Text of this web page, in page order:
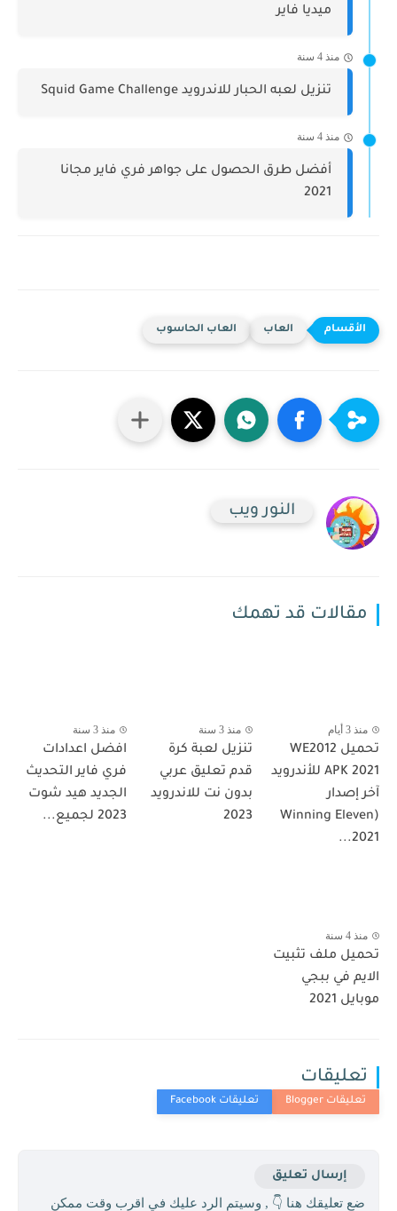
ميديا فاير
منذ 4 سنة
تنزيل لعبه الحبار للاندرويد Squid Game Challenge
منذ 4 سنة
أفضل طرق الحصول على جواهر فري فاير مجانا
2021
العاب العاب الحاسوب
النور ويب
مقالات قد تهمك
منذ 3 أيام
تحميل WE2012
APK 2021 للأندرويد
آخر إصدار
(Winning Eleven
2021...
منذ 3 سنة
تنزيل لعبة كرة
قدم تعليق عربي
بدون نت للاندرويد
2023
منذ 3 سنة
افضل اعدادات
فري فاير التحديث
الجديد هيد شوت
2023 لجميع...
منذ 4 سنة
تحميل ملف تثبيت
الايم في ببجي
موبايل 2021
تعليقات
إرسال تعليق
ضع تعليقك هنا 👇 , وسيتم الرد عليك في اقرب وقت ممكن